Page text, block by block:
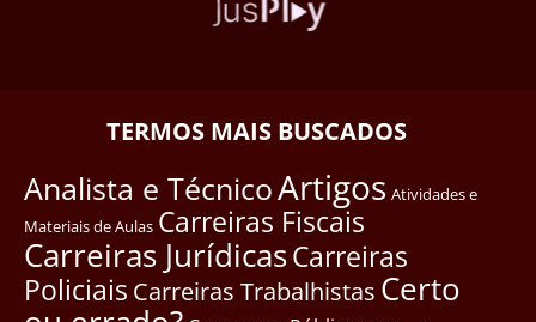
TERMOS MAIS BUSCADOS
Analista e TécnicoArtigos Atividades e
Materiais de Aulas Carreiras Fiscais
Carreiras JurídicasCarreiras
Policiais Carreiras Trabalhistas Certo